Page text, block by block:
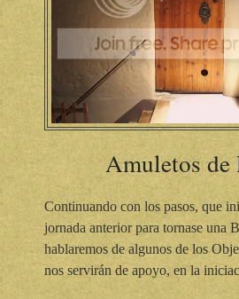
Amuletos de
Continuando con los pasos, que
jornada anterior para tornase una
hablaremos de algunos de los
nos servirán de apoyo, en la